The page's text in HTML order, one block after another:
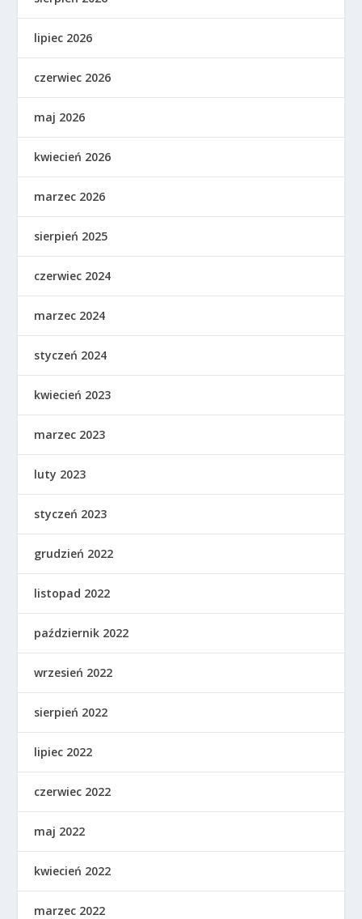
lipiec 2026
czerwiec 2026
maj 2026
kwiecień 2026
marzec 2026
sierpień 2025
czerwiec 2024
marzec 2024
styczeń 2024
kwiecień 2023
marzec 2023
luty 2023
styczeń 2023
grudzień 2022
listopad 2022
październik 2022
wrzesień 2022
sierpień 2022
lipiec 2022
czerwiec 2022
maj 2022
kwiecień 2022
marzec 2022